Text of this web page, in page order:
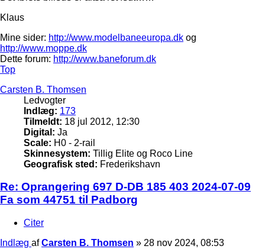
Klaus
Mine sider: http://www.modelbaneeuropa.dk og
http://www.moppe.dk
Dette forum: http://www.baneforum.dk
Top
Carsten B. Thomsen
Ledvogter
Indlæg: 173
Tilmeldt: 18 jul 2012, 12:30
Digital: Ja
Scale: H0 - 2-rail
Skinnesystem: Tillig Elite og Roco Line
Geografisk sted: Frederikshavn
Re: Oprangering 697 D-DB 185 403 2024-07-09
Fa som 44751 til Padborg
Citer
Indlæg afCarsten B. Thomsen » 28 nov 2024, 08:53